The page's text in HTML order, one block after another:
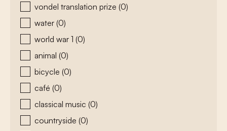
vondel translation prize (0)
water (0)
world war 1 (0)
animal (0)
bicycle (0)
café (0)
classical music (0)
countryside (0)